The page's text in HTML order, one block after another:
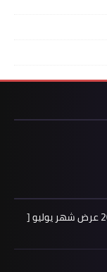
اعلن لدينا فى مدونة ترددات النايل سات 2026 عرض شهر يوليو [